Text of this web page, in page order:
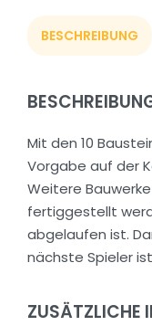
BESCHREIBUNG
Mit den 10
Vorgabe auf der
Weitere
fertiggestellt
abgelaufen ist.
nächste Spieler
ZUSÄTZLICHE